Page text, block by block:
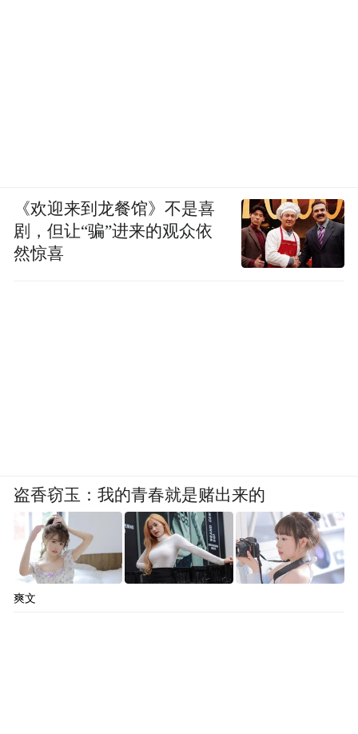
《欢迎来到龙餐馆》不是喜
剧，但让“骗”进来的观众依
然惊喜
盗香窃玉：我的青春就是赌出来的
爽文